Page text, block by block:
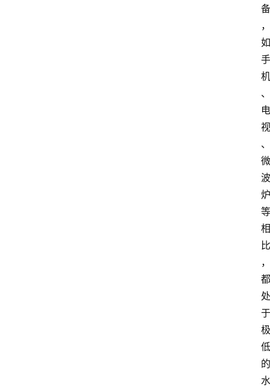
备
，
如
手
机
、
电
视
、
微
波
炉
等
相
比
，
都
处
于
极
低
的
水